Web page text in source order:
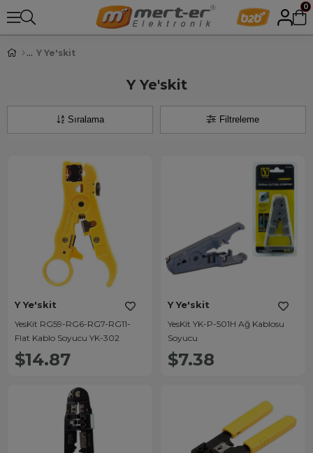
0
Y Ye'skit
Y Ye'skit
Filtreleme
Sıralama
Y Ye'skit
YesKit RG59-RG6-RG7-RG11-
Flat Kablo Soyucu YK-302
$14.87
Y Ye'skit
YesKit YK-P-501H Ağ Kablosu
Soyucu
$7.38